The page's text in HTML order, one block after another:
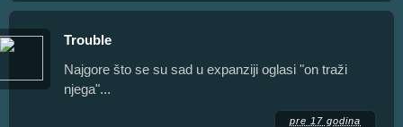
Trouble
Najgore što se su sad u expanziji oglasi "on traži
njega"...
pre 17 godina